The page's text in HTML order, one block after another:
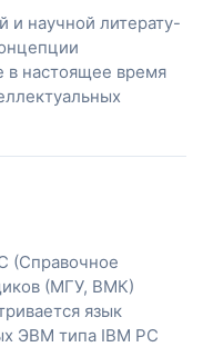
и научной литерату-
в настоящее время
(МГУ, ВМК)
язык
ЭВМ типа IBM PC